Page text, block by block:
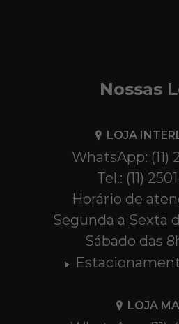
Nossas
LOJA
WhatsApp: (11)
Tel.: (11)
Horário de
Segunda a Sexta
Sábado das
LOJA